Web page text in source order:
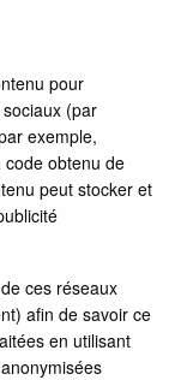
pour
(par
exemple,
obtenu de
peut stocker et
ces réseaux
afin de savoir ce
en utilisant